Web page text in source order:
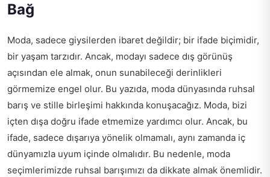
Bağ
Moda, sadece giysilerden ibaret değildir; bir ifade biçimidir,
bir yaşam tarzıdır. Ancak, modayı sadece dış görünüş
açısından ele almak, onun sunabileceği derinlikleri
görmemize engel olur. Bu yazıda, moda dünyasında ruhsal
barış ve stille birleşimi hakkında konuşacağız. Moda, bizi
içten dışa doğru ifade etmemize yardımcı olur. Ancak, bu
ifade, sadece dışarıya yönelik olmamalı, aynı zamanda iç
dünyamızla uyum içinde olmalıdır. Bu nedenle, moda
seçimlerimizde ruhsal barışımızı da dikkate almak önemlidir.